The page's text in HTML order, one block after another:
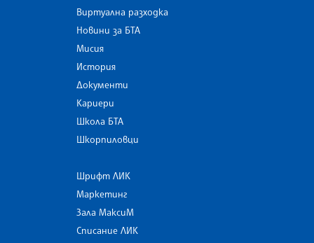
Виртуална разходка
Новини за БТА
Мисия
История
Документи
Кариери
Школа БТА
Шкорпиловци
Шрифт ЛИК
Маркетинг
Зала МаксиМ
Списание ЛИК